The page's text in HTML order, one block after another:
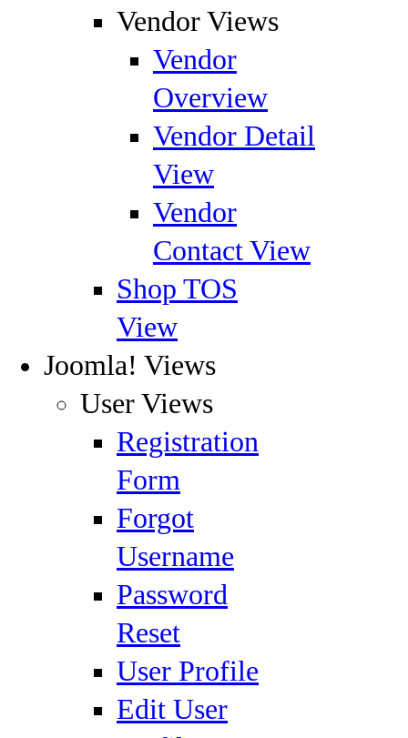
Vendor Views
Vendor
Overview
Vendor Detail
View
Vendor
Contact View
Shop TOS
View
Joomla! Views
User Views
Registration
Form
Forgot
Username
Password
Reset
User Profile
Edit User